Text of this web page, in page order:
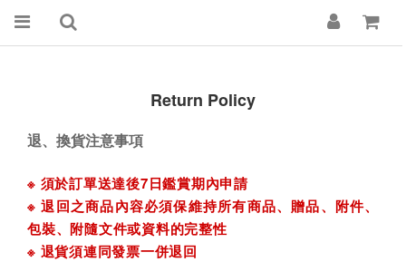
Return Policy
退、換貨注意事項
※ 須於訂單送達後7日鑑賞期內申請
※ 退回之商品內容必須保維持所有商品、贈品、附件、
包裝、附隨文件或資料的完整性
※ 退貨須連同發票一併退回